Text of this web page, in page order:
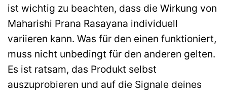
ist wichtig zu beachten, dass die Wirkung von
Maharishi Prana Rasayana individuell
variieren kann. Was für den einen funktioniert,
muss nicht unbedingt für den anderen gelten.
Es ist ratsam, das Produkt selbst
auszuprobieren und auf die Signale deines